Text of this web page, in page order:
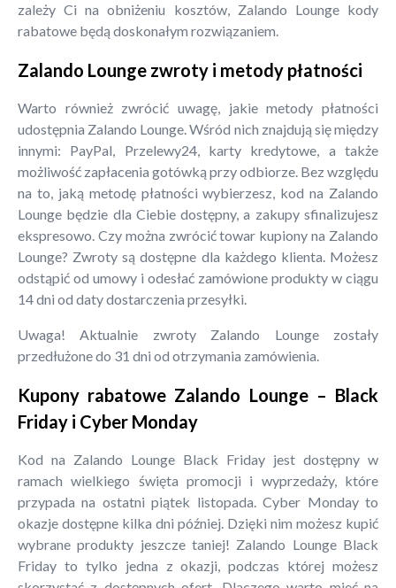
zależy Ci na obniżeniu kosztów, Zalando Lounge kody
rabatowe będą doskonałym rozwiązaniem.
Zalando Lounge zwroty i metody płatności
Warto również zwrócić uwagę, jakie metody płatności
udostępnia Zalando Lounge. Wśród nich znajdują się między
innymi: PayPal, Przelewy24, karty kredytowe, a także
możliwość zapłacenia gotówką przy odbiorze. Bez względu
na to, jaką metodę płatności wybierzesz, kod na Zalando
Lounge będzie dla Ciebie dostępny, a zakupy sfinalizujesz
ekspresowo. Czy można zwrócić towar kupiony na Zalando
Lounge? Zwroty są dostępne dla każdego klienta. Możesz
odstąpić od umowy i odesłać zamówione produkty w ciągu
14 dni od daty dostarczenia przesyłki.
Uwaga! Aktualnie zwroty Zalando Lounge zostały
przedłużone do 31 dni od otrzymania zamówienia.
Kupony rabatowe Zalando Lounge – Black
Friday i Cyber Monday
Kod na Zalando Lounge Black Friday jest dostępny w
ramach wielkiego święta promocji i wyprzedaży, które
przypada na ostatni piątek listopada. Cyber Monday to
okazje dostępne kilka dni później. Dzięki nim możesz kupić
wybrane produkty jeszcze taniej! Zalando Lounge Black
Friday to tylko jedna z okazji, podczas której możesz